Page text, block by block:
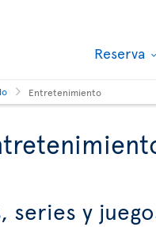
Reserva
Entretenimiento
series y